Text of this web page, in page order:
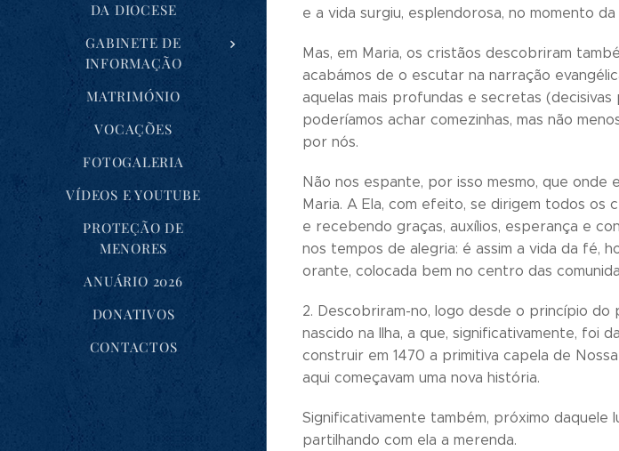
DA DIOCESE
GABINETE DE
INFORMAÇÃO
MATRIMÓNIO
VOCAÇÕES
FOTOGALERIA
VÍDEOS E YOUTUBE
PROTEÇÃO DE
MENORES
ANUÁRIO 2026
DONATIVOS
CONTACTOS
e a vida surgiu, esplendorosa, no momento
Mas, em Maria, os cristãos descobriram
acabámos de o escutar na narração
aquelas mais profundas e secretas
poderíamos achar comezinhas, mas não
por nós.
Não nos espante, por isso mesmo, que onde
Maria. A Ela, com efeito, se dirigem todos os
e recebendo graças, auxílios, esperança e
nos tempos de alegria: é assim a vida da fé,
orante, colocada bem no centro das
2. Descobriram-no, logo desde o princípio do
nascido na Ilha, a que, significativamente, foi
construir em 1470 a primitiva capela de
aqui começavam uma nova história.
Significativamente também, próximo daquele
partilhando com ela a merenda.